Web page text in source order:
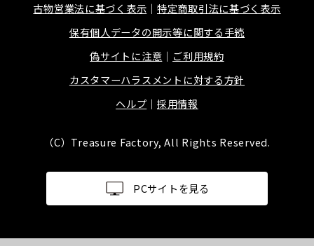
古物営業法に基づく表示
特定商取引法に基づく表示
保有個人データの開示等に関する手続
偽サイトに注意
ご利用規約
カスタマーハラスメントに対する方針
ヘルプ
採用情報
（C）Treasure Factory, All Rights Reserved.
PCサイトを見る